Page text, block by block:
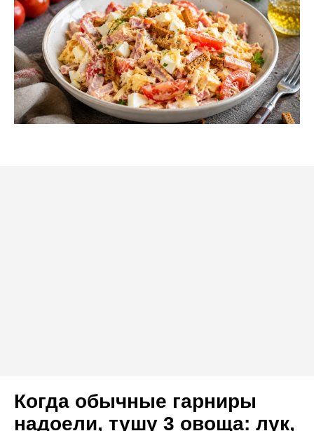
Когда обычные гарниры
надоели, тушу 3 овоща: лук,